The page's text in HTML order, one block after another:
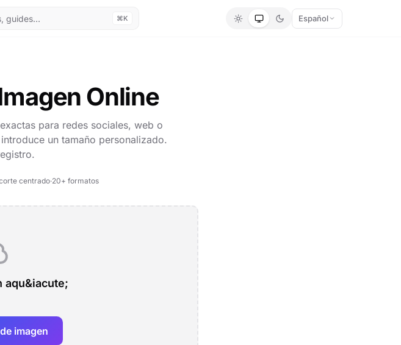
⌘K Español
Online
para redes sociales, web o
un tamaño personalizado.
centrado·20+ formatos
aqu&iacute;
imagen